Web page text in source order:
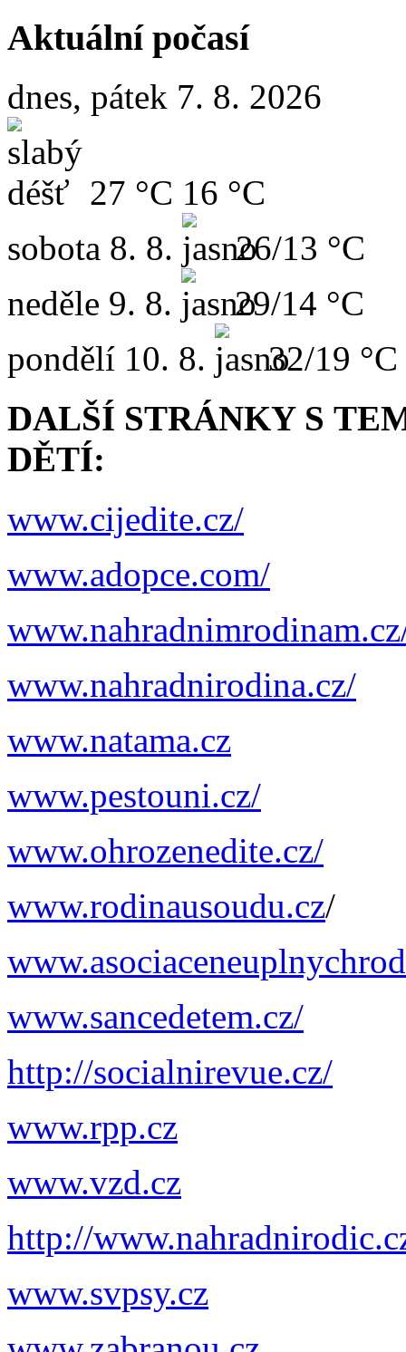
Aktuální počasí
dnes, pátek 7. 8. 2026
27 °C 16 °C
sobota 8. 8.
26/13 °C
neděle 9. 8.
29/14 °C
pondělí 10. 8.
32/19 °C
DALŠÍ STRÁNKY S
DĚTÍ:
www.cijedite.cz/
www.adopce.com/
www.nahradnirodina.cz/
www.natama.cz
www.pestouni.cz/
www.ohrozenedite.cz/
www.rodinausoudu.cz/
www.sancedetem.cz/
http://socialnirevue.cz/
www.rpp.cz
www.vzd.cz
http://
www.svpsy.cz